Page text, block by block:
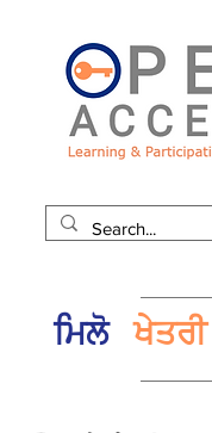
ਮਿਲੋ ਖੇਤਰੀ